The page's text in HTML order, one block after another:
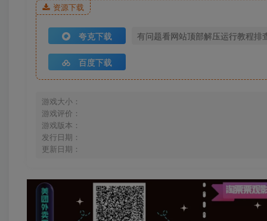
资源下载
夸克下载 有问题看网站顶部解压运行教程排
百度下载
游戏大小：
游戏评价：
游戏版本：
发行日期：
更新日期：